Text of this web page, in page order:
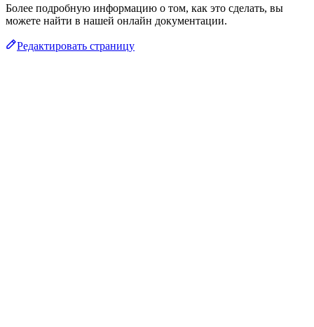
Более подробную информацию о том, как это сделать, вы
можете найти в нашей онлайн документации.
Редактировать страницу